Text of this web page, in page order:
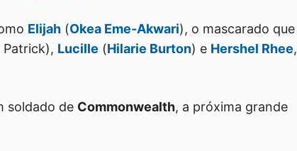
Elijah (Okea Eme-Akwari), o mascarado que
Patrick), Lucille (Hilarie Burton) e Hershel Rhee,
soldado de Commonwealth, a próxima grande